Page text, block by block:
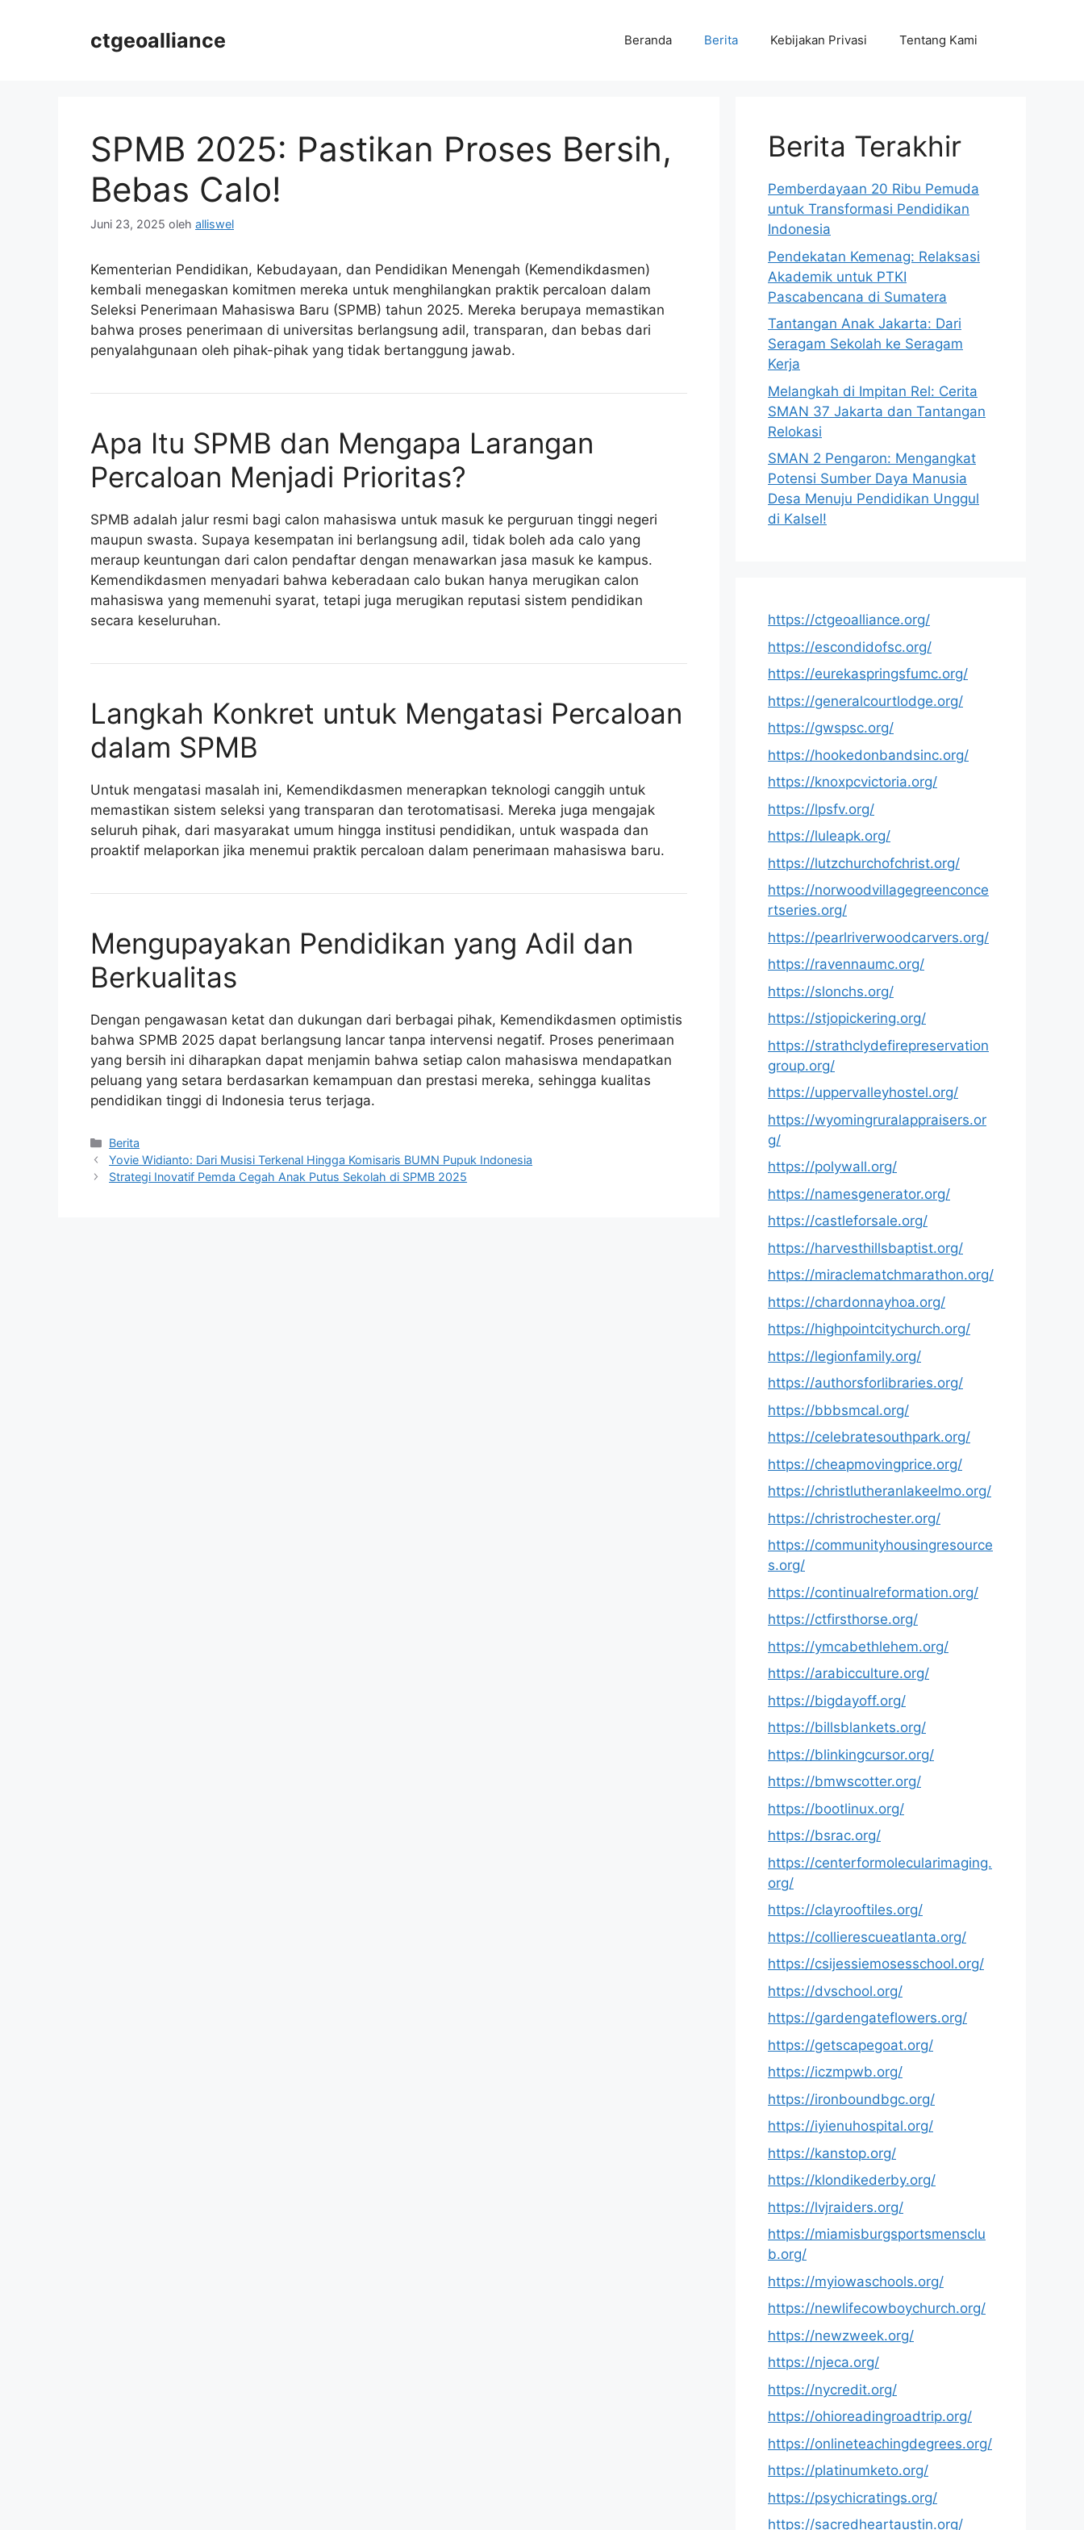
ctgeoalliance Beranda Berita Kebijakan Privasi Tentang Kami
SPMB 2025: Pastikan Proses Bersih,
Bebas Calo!
Juni 23, 2025 oleh alliswel
Kementerian Pendidikan, Kebudayaan, dan Pendidikan Menengah (Kemendikdasmen)
kembali menegaskan komitmen mereka untuk menghilangkan praktik percaloan dalam
Seleksi Penerimaan Mahasiswa Baru (SPMB) tahun 2025. Mereka berupaya memastikan
bahwa proses penerimaan di universitas berlangsung adil, transparan, dan bebas dari
penyalahgunaan oleh pihak-pihak yang tidak bertanggung jawab.
Apa Itu SPMB dan Mengapa Larangan
Percaloan Menjadi Prioritas?
SPMB adalah jalur resmi bagi calon mahasiswa untuk masuk ke perguruan tinggi negeri
maupun swasta. Supaya kesempatan ini berlangsung adil, tidak boleh ada calo yang
meraup keuntungan dari calon pendaftar dengan menawarkan jasa masuk ke kampus.
Kemendikdasmen menyadari bahwa keberadaan calo bukan hanya merugikan calon
mahasiswa yang memenuhi syarat, tetapi juga merugikan reputasi sistem pendidikan
secara keseluruhan.
Langkah Konkret untuk Mengatasi Percaloan
dalam SPMB
Untuk mengatasi masalah ini, Kemendikdasmen menerapkan teknologi canggih untuk
memastikan sistem seleksi yang transparan dan terotomatisasi. Mereka juga mengajak
seluruh pihak, dari masyarakat umum hingga institusi pendidikan, untuk waspada dan
proaktif melaporkan jika menemui praktik percaloan dalam penerimaan mahasiswa baru.
Mengupayakan Pendidikan yang Adil dan
Berkualitas
Dengan pengawasan ketat dan dukungan dari berbagai pihak, Kemendikdasmen optimistis
bahwa SPMB 2025 dapat berlangsung lancar tanpa intervensi negatif. Proses penerimaan
yang bersih ini diharapkan dapat menjamin bahwa setiap calon mahasiswa mendapatkan
peluang yang setara berdasarkan kemampuan dan prestasi mereka, sehingga kualitas
pendidikan tinggi di Indonesia terus terjaga.
Kategori
Berita
Yovie Widianto: Dari Musisi Terkenal Hingga Komisaris BUMN Pupuk Indonesia
Strategi Inovatif Pemda Cegah Anak Putus Sekolah di SPMB 2025
Berita Terakhir
Pemberdayaan 20 Ribu Pemuda
untuk Transformasi Pendidikan
Indonesia
Pendekatan Kemenag: Relaksasi
Akademik untuk PTKI
Pascabencana di Sumatera
Tantangan Anak Jakarta: Dari
Seragam Sekolah ke Seragam
Kerja
Melangkah di Impitan Rel: Cerita
SMAN 37 Jakarta dan Tantangan
Relokasi
SMAN 2 Pengaron: Mengangkat
Potensi Sumber Daya Manusia
Desa Menuju Pendidikan Unggul
di Kalsel!
https://ctgeoalliance.org/
https://escondidofsc.org/
https://eurekaspringsfumc.org/
https://generalcourtlodge.org/
https://gwspsc.org/
https://hookedonbandsinc.org/
https://knoxpcvictoria.org/
https://lpsfv.org/
https://luleapk.org/
https://lutzchurchofchrist.org/
https://norwoodvillagegreenconce
rtseries.org/
https://pearlriverwoodcarvers.org/
https://ravennaumc.org/
https://slonchs.org/
https://stjopickering.org/
https://strathclydefirepreservation
group.org/
https://uppervalleyhostel.org/
https://wyomingruralappraisers.or
g/
https://polywall.org/
https://namesgenerator.org/
https://castleforsale.org/
https://harvesthillsbaptist.org/
https://miraclematchmarathon.org/
https://chardonnayhoa.org/
https://highpointcitychurch.org/
https://legionfamily.org/
https://authorsforlibraries.org/
https://bbbsmcal.org/
https://celebratesouthpark.org/
https://cheapmovingprice.org/
https://christlutheranlakeelmo.org/
https://christrochester.org/
https://communityhousingresource
s.org/
https://continualreformation.org/
https://ctfirsthorse.org/
https://ymcabethlehem.org/
https://arabicculture.org/
https://bigdayoff.org/
https://billsblankets.org/
https://blinkingcursor.org/
https://bmwscotter.org/
https://bootlinux.org/
https://bsrac.org/
https://centerformolecularimaging.
org/
https://clayrooftiles.org/
https://collierescueatlanta.org/
https://csijessiemosesschool.org/
https://dvschool.org/
https://gardengateflowers.org/
https://getscapegoat.org/
https://iczmpwb.org/
https://ironboundbgc.org/
https://iyienuhospital.org/
https://kanstop.org/
https://klondikederby.org/
https://lvjraiders.org/
https://miamisburgsportsmensclu
b.org/
https://myiowaschools.org/
https://newlifecowboychurch.org/
https://newzweek.org/
https://njeca.org/
https://nycredit.org/
https://ohioreadingroadtrip.org/
https://onlineteachingdegrees.org/
https://platinumketo.org/
https://psychicratings.org/
https://sacredheartaustin.org/